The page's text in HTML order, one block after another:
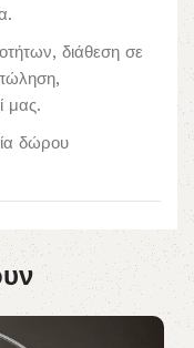
διάθεση σε
μας.
δώρου